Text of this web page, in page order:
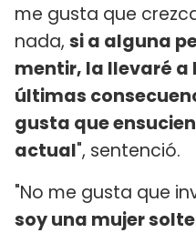
me gusta que
nada, si a alguna
mentir, la llevaré
últimas
gusta que
actual", sentenció.
"No me gusta que
soy una mujer